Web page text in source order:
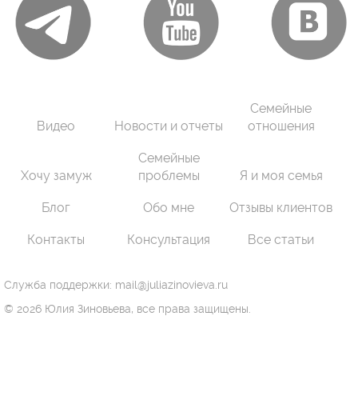
Видео Новости и отчеты
Семейные
отношения
Хочу замуж
Семейные
проблемы
Я и моя семья
Блог Обо мне Отзывы клиентов
Контакты Консультация Все статьи
Служба поддержки: mail@juliazinovieva.ru
© 2026 Юлия Зиновьева, все права защищены.